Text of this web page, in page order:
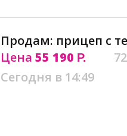
Продам: прицеп с
Цена 55 190 Р.
Сегодня в 14:49